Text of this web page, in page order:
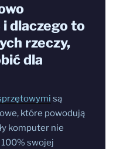
dlaczego to
rzeczy,
dla
są
które powodują
komputer nie
swojej